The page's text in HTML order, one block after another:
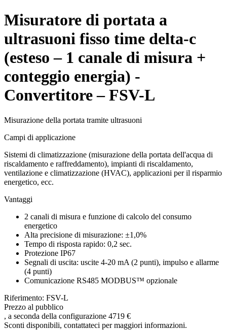
Misuratore di portata a
ultrasuoni fisso time delta-c
(esteso – 1 canale di misura +
conteggio energia) -
Convertitore – FSV-L
Misurazione della portata tramite ultrasuoni
Campi di applicazione
Sistemi di climatizzazione (misurazione della portata dell'acqua di
riscaldamento e raffreddamento), impianti di riscaldamento,
ventilazione e climatizzazione (HVAC), applicazioni per il risparmio
energetico, ecc.
Vantaggi
2 canali di misura e funzione di calcolo del consumo
energetico
Alta precisione di misurazione: ±1,0%
Tempo di risposta rapido: 0,2 sec.
Protezione IP67
Segnali di uscita: uscite 4-20 mA (2 punti), impulso e allarme
(4 punti)
Comunicazione RS485 MODBUS™ opzionale
Riferimento: FSV-L
Prezzo al pubblico
, a seconda della configurazione 4719 €
Sconti disponibili, contattateci per maggiori informazioni.